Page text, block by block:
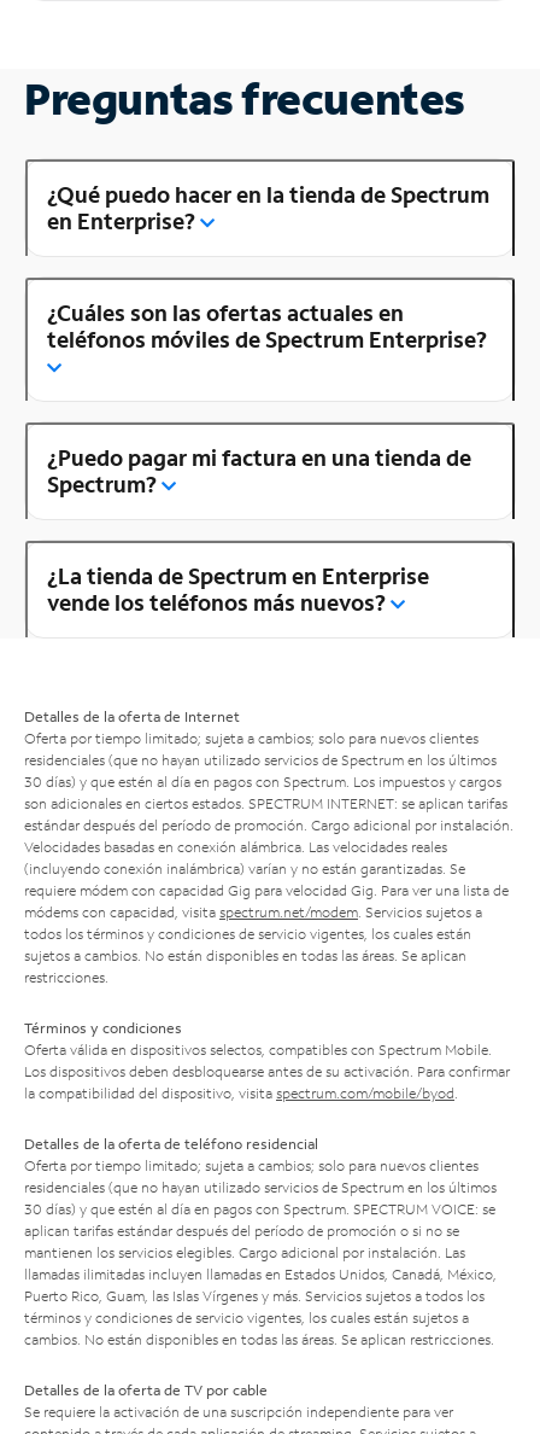
Preguntas frecuentes
¿Qué puedo hacer en la tienda de Spectrum
en Enterprise?
¿Cuáles son las ofertas actuales en
teléfonos móviles de Spectrum Enterprise?
¿Puedo pagar mi factura en una tienda de
Spectrum?
¿La tienda de Spectrum en Enterprise
vende los teléfonos más nuevos?
Detalles de la oferta de Internet
Oferta por tiempo limitado; sujeta a cambios; solo para nuevos clientes
residenciales (que no hayan utilizado servicios de Spectrum en los últimos
30 días) y que estén al día en pagos con Spectrum. Los impuestos y cargos
son adicionales en ciertos estados. SPECTRUM INTERNET: se aplican tarifas
estándar después del período de promoción. Cargo adicional por instalación.
Velocidades basadas en conexión alámbrica. Las velocidades reales
(incluyendo conexión inalámbrica) varían y no están garantizadas. Se
requiere módem con capacidad Gig para velocidad Gig. Para ver una lista de
módems con capacidad, visita spectrum.net/modem . Servicios sujetos a
todos los términos y condiciones de servicio vigentes, los cuales están
sujetos a cambios. No están disponibles en todas las áreas. Se aplican
restricciones.
Términos y condiciones
Oferta válida en dispositivos selectos, compatibles con Spectrum Mobile.
Los dispositivos deben desbloquearse antes de su activación. Para confirmar
la compatibilidad del dispositivo, visita spectrum.com/mobile/byod
Detalles de la oferta de teléfono residencial
Oferta por tiempo limitado; sujeta a cambios; solo para nuevos clientes
residenciales (que no hayan utilizado servicios de Spectrum en los últimos
30 días) y que estén al día en pagos con Spectrum. SPECTRUM VOICE: se
aplican tarifas estándar después del período de promoción o si no se
mantienen los servicios elegibles. Cargo adicional por instalación. Las
llamadas ilimitadas incluyen llamadas en Estados Unidos, Canadá, México,
Puerto Rico, Guam, las Islas Vírgenes y más. Servicios sujetos a todos los
términos y condiciones de servicio vigentes, los cuales están sujetos a
cambios. No están disponibles en todas las áreas. Se aplican restricciones.
Detalles de la oferta de TV por cable
Se requiere la activación de una suscripción independiente para ver